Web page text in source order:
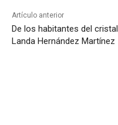
Artículo anterior
De los habitantes del cristal |
Landa Hernández Martínez